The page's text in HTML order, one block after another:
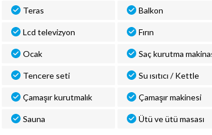
Teras Balkon
Lcd televizyon Fırın
Ocak Saç kurutma
Tencere seti Su ısıtıcı / Kettle
Çamaşır kurutmalık Çamaşır makinesi
Sauna Ütü ve ütü masası